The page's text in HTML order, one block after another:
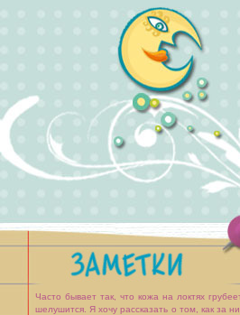
Часто бывает так, что кожа на локтях
шелушится. Я хочу рассказать о том, как за